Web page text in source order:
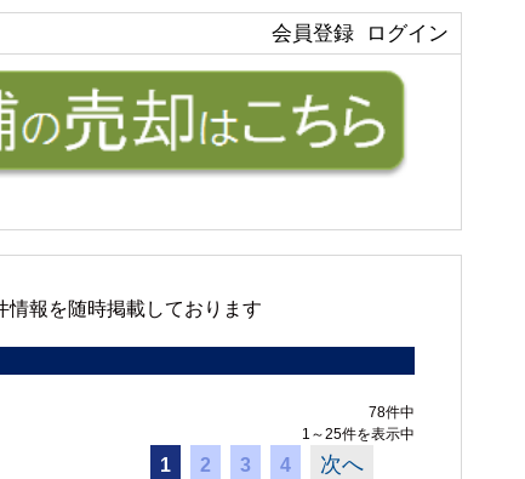
ログイン
会員登録
報を随時掲載しております
78件中
1～25件を表示中
1 2 3 4 次へ